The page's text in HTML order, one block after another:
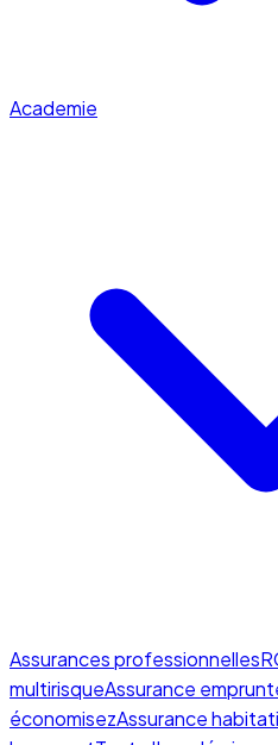
Academie
Assurances professionnelles
multirisqueAssurance
économisezAssurance